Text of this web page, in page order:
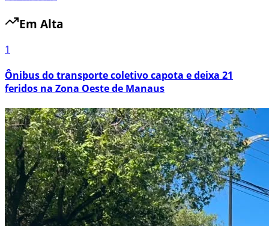
Em Alta
1
Ônibus do transporte coletivo capota e deixa 21
feridos na Zona Oeste de Manaus